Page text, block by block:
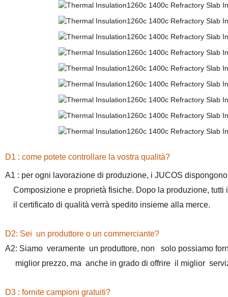
D1 : come potete controllare la vostra qualità?
A1 : per ogni lavorazione di produzione, i JUCOS
Composizione e proprietà fisiche. Dopo la produzione, tutti
il certificato di qualità verrà spedito insieme alla merce.
D2: Sei un produttore o un commerciante?
A2: Siamo veramente un produttore, non solo possiamo
miglior prezzo, ma anche in grado di offrire il miglior
D3 : fornite campioni gratuiti?